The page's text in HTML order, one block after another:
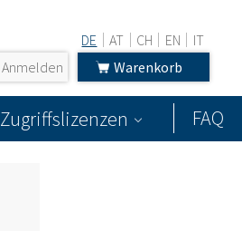
DE AT CH EN
IT
Anmelden
Warenkorb
Zugriffslizenzen FAQ